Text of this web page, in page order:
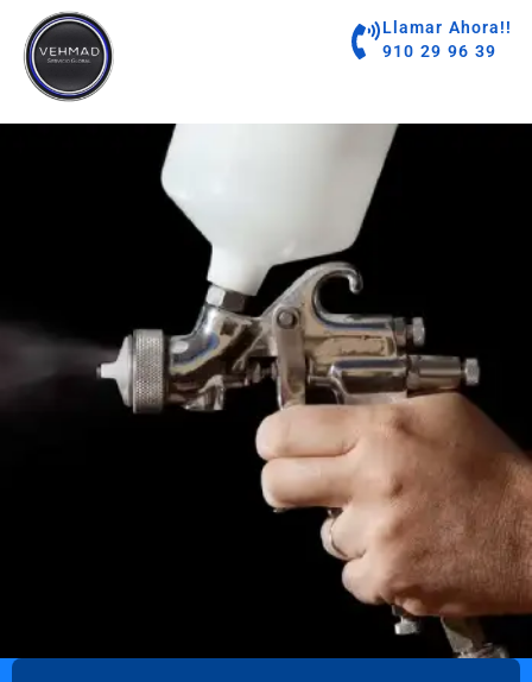
contenido
Llamar Ahora!!
910 29 96 39